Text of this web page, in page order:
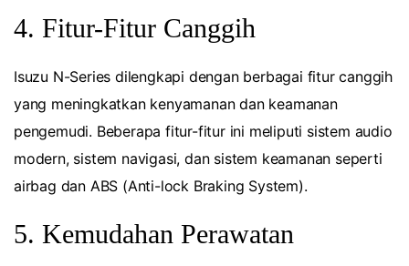
4. Fitur-Fitur Canggih
Isuzu N-Series dilengkapi dengan berbagai fitur canggih
yang meningkatkan kenyamanan dan keamanan
pengemudi. Beberapa fitur-fitur ini meliputi sistem audio
modern, sistem navigasi, dan sistem keamanan seperti
airbag dan ABS (Anti-lock Braking System).
5. Kemudahan Perawatan